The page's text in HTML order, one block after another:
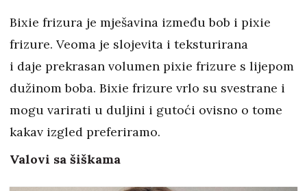
Bixie frizura je mješavina između bob i pixie
frizure. Veoma je slojevita i teksturirana
i daje prekrasan volumen pixie frizure s lijepom
dužinom boba. Bixie frizure vrlo su svestrane i
mogu varirati u duljini i gutoći ovisno o tome
kakav izgled preferiramo.
Valovi sa šiškama